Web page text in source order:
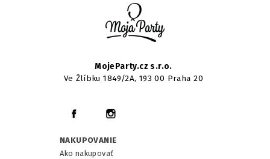
MojeParty.cz s.r.o.
Ve Žlíbku 1849/2A, 193 00 Praha 20
NAKUPOVANIE
Ako nakupovať